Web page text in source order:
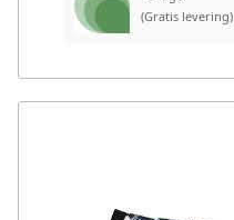
(Gratis levering)